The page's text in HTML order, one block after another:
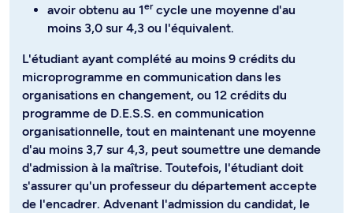
avoir obtenu au 1ercycle une moyenne d'au
moins 3,0 sur 4,3 ou l'équivalent.
L'étudiant ayant complété au moins 9 crédits du
microprogramme en communication dans les
organisations en changement, ou 12 crédits du
programme de D.E.S.S. en communication
organisationnelle, tout en maintenant une moyenne
d'au moins 3,7 sur 4,3, peut soumettre une demande
d'admission à la maîtrise. Toutefois, l'étudiant doit
s'assurer qu'un professeur du département accepte
de l'encadrer. Advenant l'admission du candidat, le